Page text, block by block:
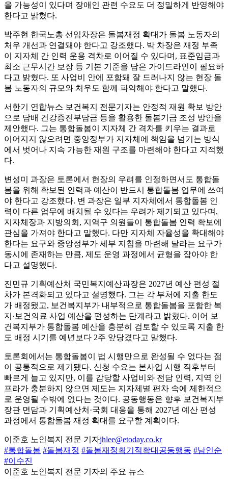
을 가능성이 있다며 장애인 관련 수요도 더 정밀하게 반영해야
한다고 밝혔다.
박주현 한국노총 선임차장은 돌봄재정 확대가 돌봄 노동자의
처우 개선과 연결돼야 한다고 강조했다. 박 차장은 재정 부족
이 지자체 간 인력 운용 격차로 이어질 수 있다며, 표준임금과
최소 근무시간 보장 등 기본 기준을 담은 가이드라인이 필요하
다고 밝혔다. 또 사업비 안에 포함돼 잘 드러나지 않는 현장 돌
봄 노동자의 규모와 처우도 함께 파악해야 한다고 말했다.
서한기 연합뉴스 보건복지 전문기자는 안정적 재원 확보 방안
으로 담배 건강증진부담금 등을 활용한 돌봄기금 조성 방안을
제안했다. 그는 통합돌봄이 지자체 간 격차를 키우는 결과로
이어지지 않으려면 중앙정부가 지자체에 책임을 넘기는 방식
에서 벗어나 지속 가능한 재원 구조를 마련해야 한다고 지적했
다.
변성미 과장은 토론에서 현장의 우려를 인정하면서도 통합돌
봄을 위해 확보된 인력과 예산이 반드시 통합돌봄 업무에 쓰여
야 한다고 강조했다. 변 과장은 일부 지자체에서 통합돌봄 인
력이 다른 업무에 배치될 수 있다는 우려가 제기되고 있다며,
지자체장과 지방의회, 지역구 의원들이 통합돌봄 인력 확보에
관심을 가져야 한다고 말했다. 다만 지자체 자율성을 확대해야
한다는 요구와 중앙정부가 세부 지침을 마련해 달라는 요구가
동시에 존재하는 만큼, 제도 운영 과정에서 균형을 잡아야 한
다고 설명했다.
진민규 기획예산처 국민복지예산과장은 2027년 예산 편성 절
차가 본격화되고 있다고 설명했다. 그는 각 부처에 지출 한도
가 배정됐고, 보건복지부가 내부적으로 통합돌봄을 포함한 복
지·보건의료 사업 예산을 편성하는 단계라고 밝혔다. 이어 보
건복지부가 통합돌봄 예산을 충분히 검토할 수 있도록 지출 한
도 배정 시기를 예년보다 2주 앞당겼다고 말했다.
토론회에서는 통합돌봄이 법 시행만으로 완성될 수 없다는 점
이 공통적으로 제기됐다. 신청 수요는 본사업 시행 직후부터
빠르게 늘고 있지만, 이를 감당할 사업비와 전담 인력, 지역 인
프라가 충분하지 않으면 제도는 지자체별 편차 속에 제한적으
로 운영될 수밖에 없다는 것이다. 공동행동은 향후 보건복지부
장관 면담과 기획예산처·국회 대응을 통해 2027년 예산 편성
과정에서 통합돌봄 재정 확대를 요구할 계획이다.
이준호 노인복지 전문 기자jhlee@etoday.co.kr
#통합돌봄 #돌봄재정 #돌봄재정획기적확대공동행동 #남인순
#이수진
이준호 노인복지 전문 기자의 주요 뉴스